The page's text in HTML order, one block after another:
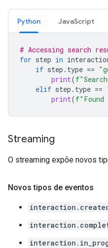
Python JavaScript
# Accessing search
for step in
if step . type ==
print(f
elif step . type ==
print(f
Streaming
O streaming expõe novos
Novos tipos de eventos